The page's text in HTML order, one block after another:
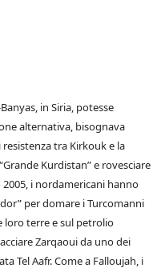
in Siria, potesse
alternativa, bisognava
tra Kirkouk e la
Kurdistan” e rovesciare
i nordamericani hanno
per domare i Turcomanni
loro terre e sul petrolio
Zarqaoui da uno dei
Tel Aafr. Come a Falloujah, i